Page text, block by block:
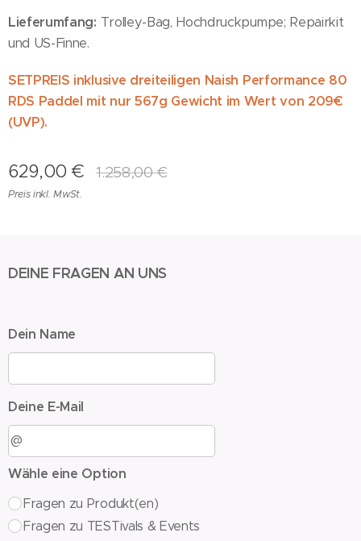
Lieferumfang: Trolley-Bag, Hochdruckpumpe; Repairkit
und US-Finne.
SETPREIS inklusive dreiteiligen Naish Performance 80
RDS Paddel mit nur 567g Gewicht im Wert von 209€
(UVP).
629,00 € 1.258,00€
Preis inkl. MwSt.
DEINE FRAGEN AN UNS
Dein Name
Deine E-Mail
Wähle eine Option
Fragen zu Produkt(en)
Fragen zu TESTivals & Events